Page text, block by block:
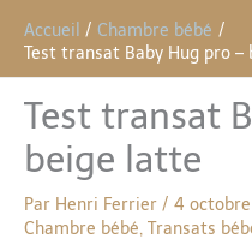
Accueil
Chambre bébé
Test transat Baby Hug pro –
Test transat
beige latte
Par Henri Ferrier / 4
Chambre bébé, Transats